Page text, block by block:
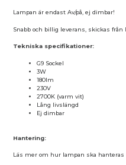
Lampan är endast Av/på, ej dimbar!
Snabb och billig leverans, skickas från
Tekniska specifikationer:
G9 Sockel
3W
180lm
230V
2700K (varm vit)
Lång livslängd
Ej dimbar
Hantering:
Läs mer om hur lampan ska